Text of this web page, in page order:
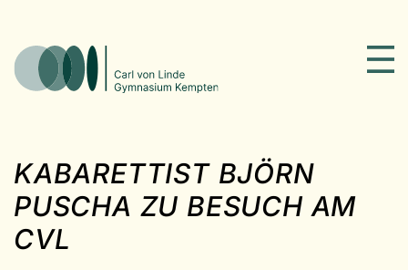
KABARETTIST BJÖRN
PUSCHA ZU BESUCH AM
CVL